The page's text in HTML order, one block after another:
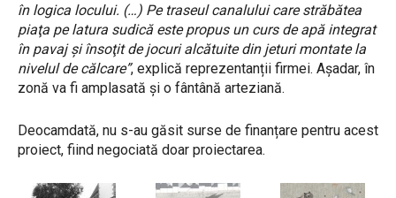
în logica locului. (…) Pe traseul canalului care străbătea
piaţa pe latura sudică este propus un curs de apă integrat
în pavaj şi însoţit de jocuri alcătuite din jeturi montate la
nivelul de călcare”, explică reprezentanții firmei. Așadar, în
zonă va fi amplasată și o fântână arteziană.
Deocamdată, nu s-au găsit surse de finanțare pentru acest
proiect, fiind negociată doar proiectarea.